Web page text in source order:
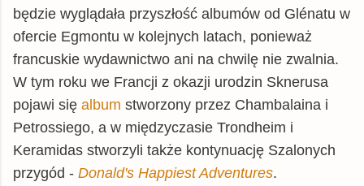
będzie wyglądała przyszłość albumów od Glénatu w
ofercie Egmontu w kolejnych latach, ponieważ
francuskie wydawnictwo ani na chwilę nie zwalnia.
W tym roku we Francji z okazji urodzin Sknerusa
pojawi się album stworzony przez Chambalaina i
Petrossiego, a w międzyczasie Trondheim i
Keramidas stworzyli także kontynuację Szalonych
przygód - Donald's Happiest Adventures.